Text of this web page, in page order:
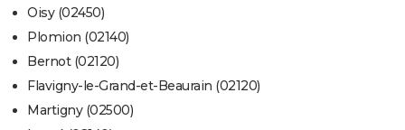
Oisy (02450)
Plomion (02140)
Bernot (02120)
Flavigny-le-Grand-et-Beaurain (02120)
Martigny (02500)